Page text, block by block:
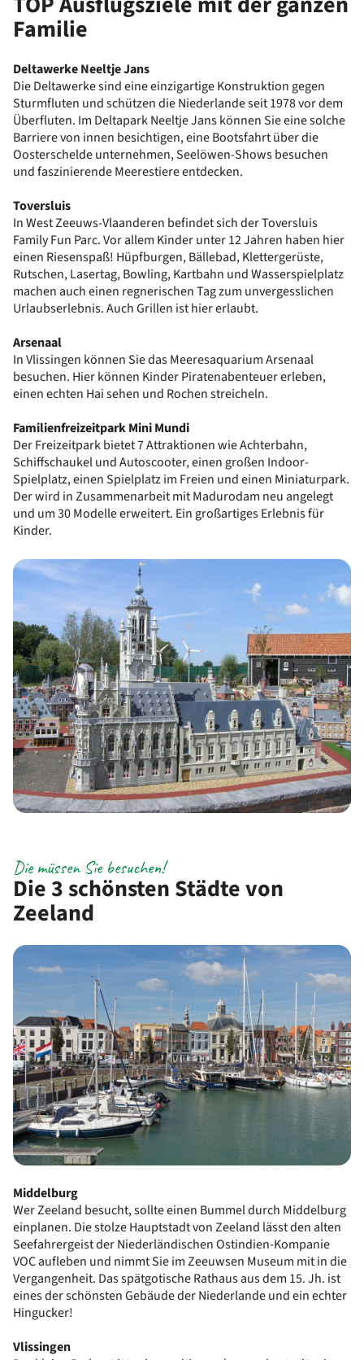
Familie
Deltawerke Neeltje Jans
Die Deltawerke sind eine einzigartige Konstruktion gegen
Sturmfluten und schützen die Niederlande seit 1978 vor dem
Überfluten. Im Deltapark Neeltje Jans können Sie eine solche
Barriere von innen besichtigen, eine Bootsfahrt über die
Oosterschelde unternehmen, Seelöwen-Shows besuchen
und faszinierende Meerestiere entdecken.
Toversluis
In West Zeeuws-Vlaanderen befindet sich der Toversluis
Family Fun Parc. Vor allem Kinder unter 12 Jahren haben hier
einen Riesenspaß! Hüpfburgen, Bällebad, Klettergerüste,
Rutschen, Lasertag, Bowling, Kartbahn und Wasserspielplatz
machen auch einen regnerischen Tag zum unvergesslichen
Urlaubserlebnis. Auch Grillen ist hier erlaubt.
Arsenaal
In Vlissingen können Sie das Meeresaquarium Arsenaal
besuchen. Hier können Kinder Piratenabenteuer erleben,
einen echten Hai sehen und Rochen streicheln.
Familienfreizeitpark Mini Mundi
Der Freizeitpark bietet 7 Attraktionen wie Achterbahn,
Schiffschaukel und Autoscooter, einen großen Indoor-
Spielplatz, einen Spielplatz im Freien und einen Miniaturpark.
Der wird in Zusammenarbeit mit Madurodam neu angelegt
und um 30 Modelle erweitert. Ein großartiges Erlebnis für
Kinder.
Die 3 schönsten Städte von
Zeeland
Die müssen Sie besuchen!
Middelburg
Wer Zeeland besucht, sollte einen Bummel durch Middelburg
einplanen. Die stolze Hauptstadt von Zeeland lässt den alten
Seefahrergeist der Niederländischen Ostindien-Kompanie
VOC aufleben und nimmt Sie im Zeeuwsen Museum mit in die
Vergangenheit. Das spätgotische Rathaus aus dem 15. Jh. ist
eines der schönsten Gebäude der Niederlande und ein echter
Hingucker!
Vlissingen